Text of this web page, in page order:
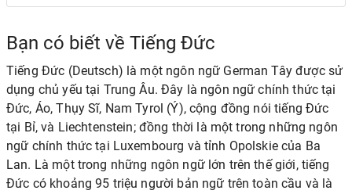
Bạn có biết về Tiếng Đức
Tiếng Đức (Deutsch) là một ngôn ngữ German Tây được sử
dụng chủ yếu tại Trung Âu. Đây là ngôn ngữ chính thức tại
Đức, Áo, Thụy Sĩ, Nam Tyrol (Ý), cộng đồng nói tiếng Đức
tại Bỉ, và Liechtenstein; đồng thời là một trong những ngôn
ngữ chính thức tại Luxembourg và tỉnh Opolskie của Ba
Lan. Là một trong những ngôn ngữ lớn trên thế giới, tiếng
Đức có khoảng 95 triệu người bản ngữ trên toàn cầu và là